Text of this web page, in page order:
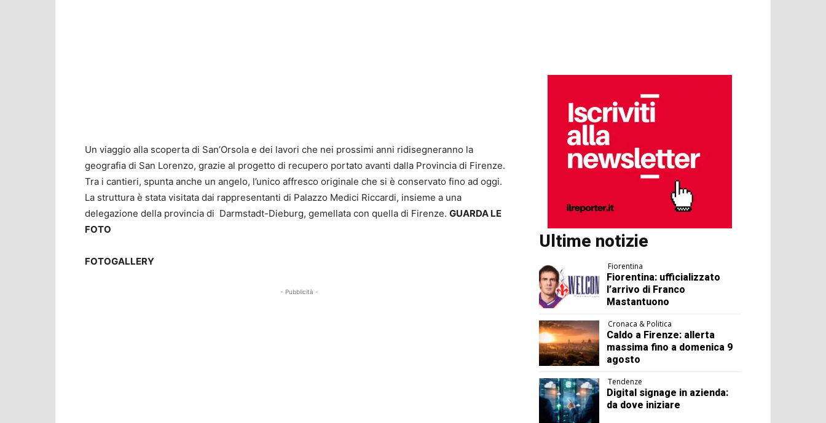
Un viaggio alla scoperta di San’Orsola e dei lavori che nei prossimi anni ridisegneranno la
geografia di San Lorenzo, grazie al progetto di recupero portato avanti dalla Provincia di Firenze.
Tra i cantieri, spunta anche un angelo, l’unico affresco originale che si è conservato fino ad oggi.
La struttura è stata visitata dai rappresentanti di Palazzo Medici Riccardi, insieme a una
delegazione della provincia di Darmstadt-Dieburg, gemellata con quella di Firenze. GUARDA LE
FOTO
FOTOGALLERY
- Pubblicità -
Ultime notizie
Fiorentina
Fiorentina: ufficializzato
l’arrivo di Franco
Mastantuono
Cronaca & Politica
Caldo a Firenze: allerta
massima fino a domenica 9
agosto
Tendenze
Digital signage in azienda:
da dove iniziare